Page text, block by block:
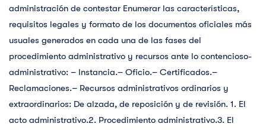
administración de contestar Enumerar las características,
requisitos legales y formato de los documentos oficiales más
usuales generados en cada una de las fases del
procedimiento administrativo y recursos ante lo contencioso-
administrativo: – Instancia.– Oficio.– Certificados.–
Reclamaciones.– Recursos administrativos ordinarios y
extraordinarios: De alzada, de reposición y de revisión. 1. El
acto administrativo.2. Procedimiento administrativo.3. El